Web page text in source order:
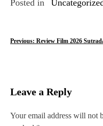
Posted in
P
t
n
Previous: Review Film 2026
Leave a Reply
Your email address will not